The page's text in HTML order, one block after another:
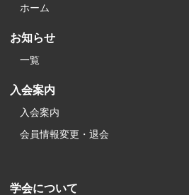
ホーム
お知らせ
一覧
入会案内
入会案内
会員情報変更・退会
学会について